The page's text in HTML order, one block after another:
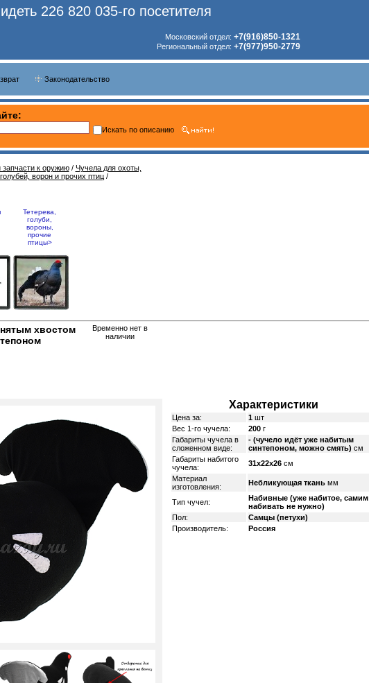
226 820 035-го посетителя
Московский отдел: +7(916)850-1321
Региональный отдел: +7(977)950-2779
Законодательство
Искать по описанию
к оружию/ Чучела для охоты,
ворон и прочих птиц/
Тетерева,
голуби,
вороны,
прочие
птицы>
хвостом
Временно нет в
наличии
Характеристики
Цена за: 1 шт
Вес 1-го чучела:
200 г
Габариты чучела в
сложенном виде:
- (чучело идёт уже набитым
синтепоном, можно смять) см
Габариты набитого
чучела:
31х22х26см
Материал
изготовления:
Небликующая ткань мм
Тип чучел:
Набивные (уже набитое, самим
набивать не нужно)
Пол:
Самцы (петухи)
Производитель:
Россия